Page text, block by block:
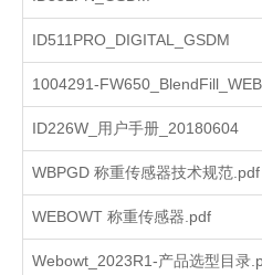
ID511PRO_DIGITAL_GSDM
1004291-
ID226W_用户手册_20180604
WBPGD 称重传感器技术规范.pdf
WEBOWT 称重传感器.pdf
Webowt_2023R1-产品选型目录